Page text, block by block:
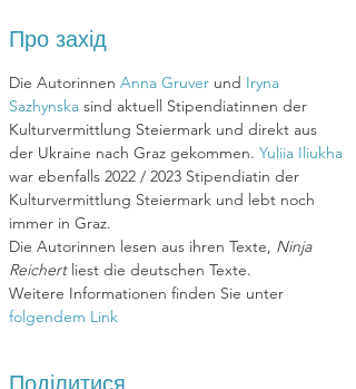
Про захід
Die Autorinnen Anna Gruver und Iryna
Sazhynska sind aktuell Stipendiatinnen der
Kulturvermittlung Steiermark und direkt aus
der Ukraine nach Graz gekommen. Yuliia Iliukha
war ebenfalls 2022 / 2023 Stipendiatin der
Kulturvermittlung Steiermark und lebt noch
immer in Graz.
Die Autorinnen lesen aus ihren Texte, Ninja
Reichert liest die deutschen Texte.
Weitere Informationen finden Sie unter
folgendem Link
Поділитися